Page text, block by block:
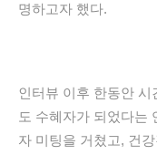
명하고자 했다.
인터뷰 이후 한동안 시
도 수혜자가 되었다는
자 미팅을 거쳤고, 건